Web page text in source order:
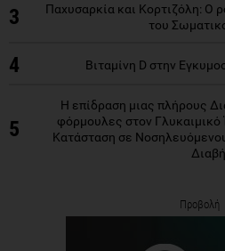
3
Παχυσαρκία και Κορτιζόλη: Ο
του
4 Βιταμίνη D στην
5
Η επίδραση μιας πλήρους
φόρμουλες στον Γλυκαιμικό
Κατάσταση σε
Προβολή